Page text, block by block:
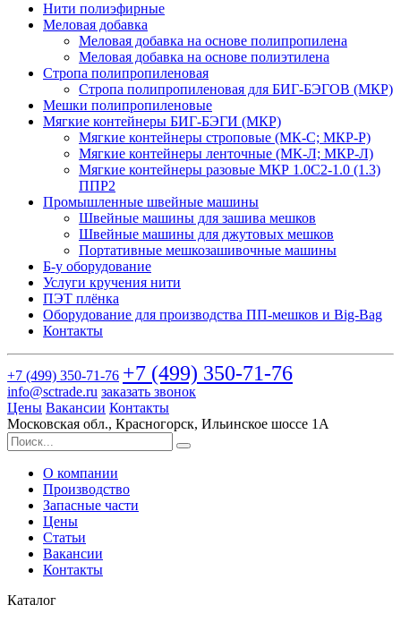
Нити полиэфирные
Меловая добавка
Меловая добавка на основе полипропилена
Меловая добавка на основе полиэтилена
Стропа полипропиленовая
Стропа полипропиленовая для БИГ-БЭГОВ (МКР)
Мешки полипропиленовые
Мягкие контейнеры БИГ-БЭГИ (МКР)
Мягкие контейнеры строповые (МК-С; МКР-Р)
Мягкие контейнеры ленточные (МК-Л; МКР-Л)
Мягкие контейнеры разовые МКР 1.0С2-1.0 (1.3)
ППР2
Промышленные швейные машины
Швейные машины для зашива мешков
Швейные машины для джутовых мешков
Портативные мешкозашивочные машины
Б-у оборудование
Услуги кручения нити
ПЭТ плёнка
Оборудование для производства ПП-мешков и Big-Bag
Контакты
+7 (499) 350-71-76 +7 (499) 350-71-76
info@sctrade.ru заказать звонок
Цены Вакансии Контакты
Московская обл., Красногорск, Ильинское шоссе 1А
О компании
Производство
Запасные части
Цены
Статьи
Вакансии
Контакты
Каталог